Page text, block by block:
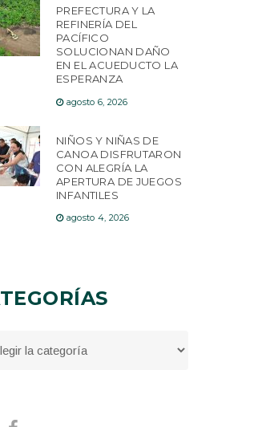
PREFECTURA Y LA
REFINERÍA DEL
PACÍFICO
SOLUCIONAN DAÑO
EN EL ACUEDUCTO LA
ESPERANZA
agosto 6, 2026
NIÑOS Y NIÑAS DE
CANOA DISFRUTARON
CON ALEGRÍA LA
APERTURA DE JUEGOS
INFANTILES
agosto 4, 2026